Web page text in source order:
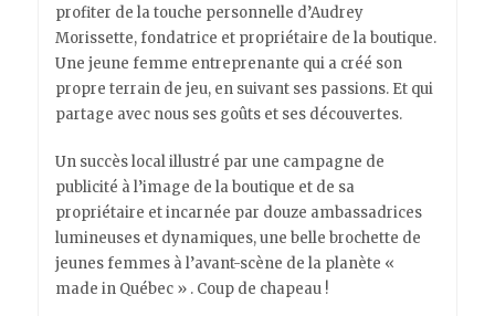
profiter de la touche personnelle d’Audrey
Morissette, fondatrice et propriétaire de la boutique.
Une jeune femme entreprenante qui a créé son
propre terrain de jeu, en suivant ses passions. Et qui
partage avec nous ses goûts et ses découvertes.
Un succès local illustré par une campagne de
publicité à l’image de la boutique et de sa
propriétaire et incarnée par douze ambassadrices
lumineuses et dynamiques, une belle brochette de
jeunes femmes à l’avant-scène de la planète «
made in Québec » . Coup de chapeau !